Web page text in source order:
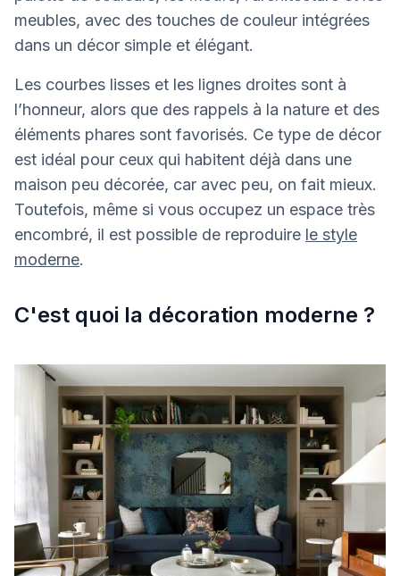
meubles, avec des touches de couleur intégrées
dans un décor simple et élégant.
Les courbes lisses et les lignes droites sont à
l’honneur, alors que des rappels à la nature et des
éléments phares sont favorisés. Ce type de décor
est idéal pour ceux qui habitent déjà dans une
maison peu décorée, car avec peu, on fait mieux.
Toutefois, même si vous occupez un espace très
encombré, il est possible de reproduire le style
moderne.
C'est quoi la décoration moderne ?